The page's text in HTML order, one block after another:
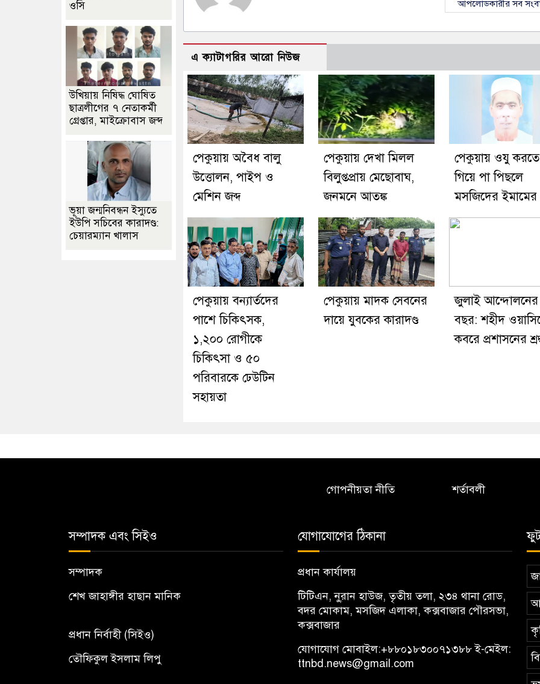
আপলোডকারীর সব
এ ক্যাটাগরির আরো নিউজ
পেকুয়ায় অবৈধ বালু
উত্তোলন, পাইপ ও
মেশিন জব্দ
পেকুয়ায় দেখা মিলল
বিলুপ্তপ্রায় মেছোবাঘ,
জনমনে আতঙ্ক
পেকুয়ায় ওযু করতে
গিয়ে পা পিছলে
মসজিদের
পেকুয়ায় বন্যার্তদের
পাশে চিকিৎসক,
১,২০০ রোগীকে
চিকিৎসা ও ৫০
পরিবারকে ঢেউটিন
সহায়তা
পেকুয়ায় মাদক সেবনের
দায়ে যুবকের কারাদণ্ড
জুলাই
বছর: শহীদ
কবরে প্রশাসনের
ওসি
উখিয়ায় নিষিদ্ধ ঘোষিত
ছাত্রলীগের ৭ নেতাকর্মী
গ্রেপ্তার, মাইক্রোবাস জব্দ
ভূয়া জন্মনিবন্ধন ইস্যুতে
ইউপি সচিবের কারাদণ্ড:
চেয়ারম্যান খালাস
গোপনীয়তা নীতি শর্তাবলী
সম্পাদক এবং সিইও
সম্পাদক
শেখ জাহাঙ্গীর হাছান মানিক
প্রধান নির্বাহী (সিইও)
তৌফিকুল ইসলাম লিপু
যোগাযোগের ঠিকানা
প্রধান কার্যালয়
টিটিএন, নু্রান হাউজ, তৃতীয় তলা, ২৩৪ থানা রোড,
বদর মোকাম, মসজিদ এলাকা, কক্সবাজার পৌরসভা,
কক্সবাজার
যোগাযোগ মোবাইল:+৮৮০১৮৩০০৭১৩৮৮ই-মেইল:
ttnbd.news@gmail.com